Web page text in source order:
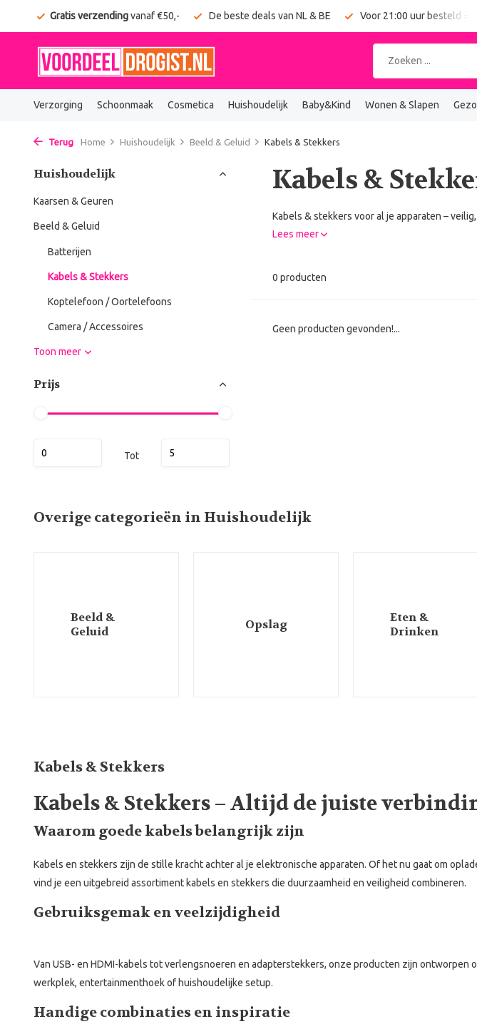
Gratis verzendingvanaf €50,- De beste deals van NL & BE Voor 21:00 uur besteld =
Verzorging Schoonmaak Cosmetica Huishoudelijk Baby&Kind Wonen & Slapen
Terug Home Huishoudelijk Beeld & Geluid Kabels & Stekkers
Huishoudelijk
Kaarsen & Geuren
Beeld & Geluid
Batterijen
Kabels & Stekkers
Koptelefoon / Oortelefoons
Camera / Accessoires
Toon meer
Prijs
Tot
Kabels &
Kabels & stekkers voor al je apparaten –
Lees meer
0 producten
Geen producten gevonden!...
Overige categorieën in Huishoudelijk
Beeld &
Geluid
Opslag
Eten &
Drinken
Kabels & Stekkers
Kabels & Stekkers – Altijd de juiste
Waarom goede kabels belangrijk zijn
Kabels en stekkers zijn de stille kracht achter al je elektronische apparaten. Of het nu gaat om
vind je een uitgebreid assortiment kabels en stekkers die duurzaamheid en veiligheid combineren.
Gebruiksgemak en veelzijdigheid
Van USB- en HDMI-kabels tot verlengsnoeren en adapterstekkers, onze producten zijn
werkplek, entertainmenthoek of huishoudelijke setup.
Handige combinaties en inspiratie